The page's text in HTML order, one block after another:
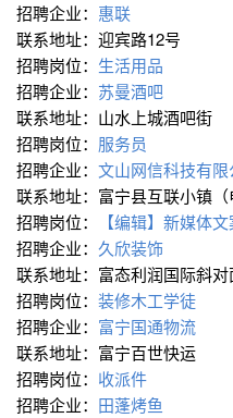
招聘企业： 惠联
联系地址：迎宾路12号
招聘岗位： 生活用品
招聘企业： 苏曼酒吧
联系地址：山水上城酒吧街
招聘岗位： 服务员
招聘企业： 文山网信科技有限
联系地址：富宁县互联小镇（
招聘岗位：
【编辑】新媒体
招聘企业： 久欣装饰
联系地址：富态利润国际斜对
招聘岗位： 装修木工学徒
招聘企业： 富宁国通物流
联系地址：富宁百世快运
招聘岗位： 收派件
招聘企业： 田蓬烤鱼